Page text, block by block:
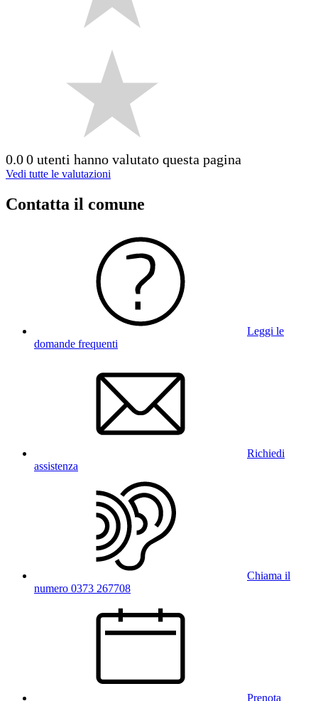
0.00 utenti hanno valutato questa pagina
Vedi tutte le valutazioni
Contatta il comune
Leggi le
domande frequenti
Richiedi
assistenza
Chiama il
numero 0373 267708
Prenota